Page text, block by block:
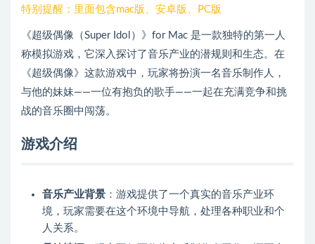
特别提醒：里面包含mac版、安卓版、PC版
《超级偶像（Super Idol）》for Mac 是一款独特的第一人
称模拟游戏，它深入探讨了音乐产业的潜规则和生态。在
《超级偶像》这款游戏中，玩家将扮演一名音乐制作人，
与他的妹妹——一位有抱负的歌手——一起在充满竞争和挑
战的音乐圈中闯荡。
游戏介绍
音乐产业背景 ：游戏提供了一个真实的音乐产业环
境，玩家需要在这个环境中导航，处理各种职业和个
人关系。